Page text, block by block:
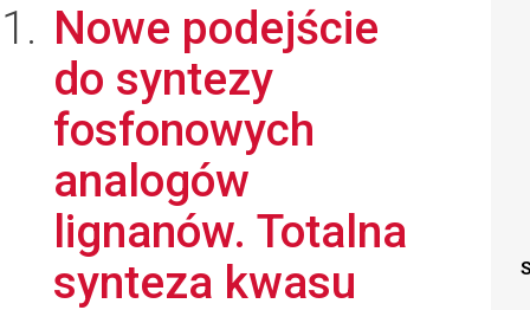
Nowe podejście
do syntezy
fosfonowych
analogów
lignanów. Totalna
synteza kwasu